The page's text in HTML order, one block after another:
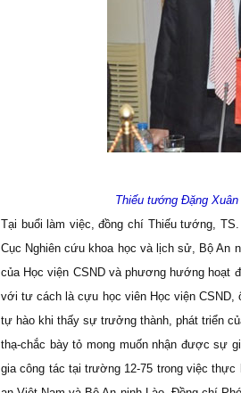
Thiếu tướng Đặng
Tại buổi làm việc, đồng chí Thiếu tướng,
Cục Nghiên cứu khoa học và lịch sử, Bộ An
của Học viện CSND và phương hướng hoạt
với tư cách là cựu học viên Học viện
tự hào khi thấy sự trưởng thành, phát triển
thạ-chắc bày tỏ mong muốn nhận được sự
gia công tác tại trường 12-75 trong việc